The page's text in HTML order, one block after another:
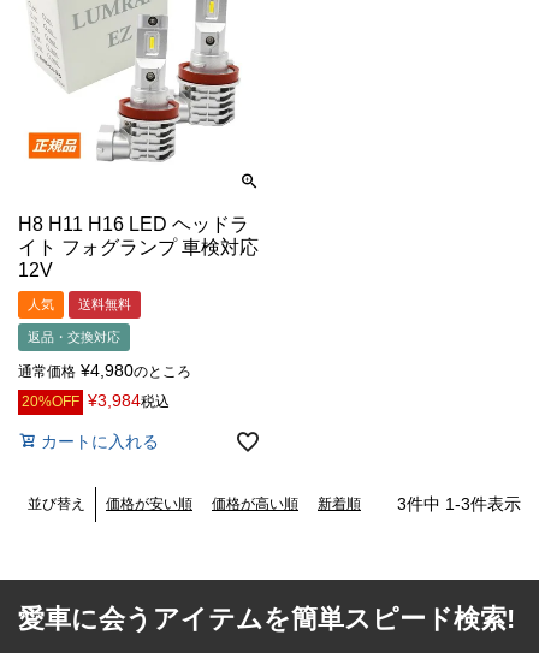
H8 H11 H16 LED ヘッドラ
イト フォグランプ 車検対応
12V
人気 送料無料
返品・交換対応
通常価格 ¥4,980のところ
20%OFF ¥3,984税込
カートに入れる
並び替え 価格が安い順 価格が高い順 新着順 3件中 1-3件表示
愛車に会うアイテムを簡単スピード検索!